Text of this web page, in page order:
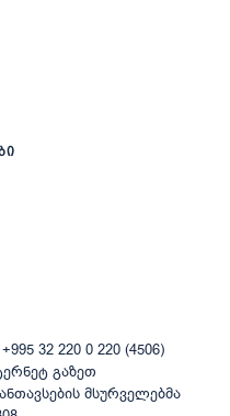
32 220 0 220 (4506)
გაზეთ
მსურველებმა